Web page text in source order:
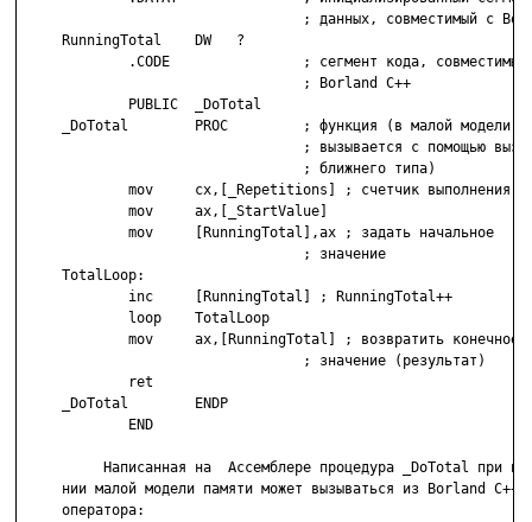
; данных, совместимый с
     RunningTotal    DW   ?
.CODE                ; сегмент кода, совместимый
                                  ; Borland C++
             PUBLIC  _DoTotal
_DoTotal        PROC         ; функция (в малой модели
; вызывается с помощью
                                  ; ближнего типа)
             mov     cx,[_Repetitions] ; счетчик выполнения
             mov     ax,[_StartValue]
             mov     [RunningTotal],ax ; задать начальное
                                  ; значение
     TotalLoop:
             inc     [RunningTotal] ; RunningTotal++
             loop    TotalLoop
             mov     ax,[RunningTotal] ; возвратить конечное
                                  ; значение (результат)
             ret
     _DoTotal        ENDP
             END
Написанная на  Ассемблере процедура _DoTotal при
нии малой модели памяти может вызываться из Borland C++
     оператора: